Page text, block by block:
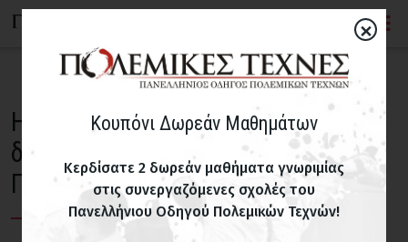
Η KMP International συμμετείχε
δυναμικά στο Παγκόσμιο Φεστιβάλ
Πολεμικών Τεχνών
×
Κουπόνι Δωρεάν Μαθημάτων
Κερδίσατε 2 δωρεάν μαθήματα γνωριμίας
στις συνεργαζόμενες σχολές του
Πανελλήνιου Οδηγού Πολεμικών Τεχνών!